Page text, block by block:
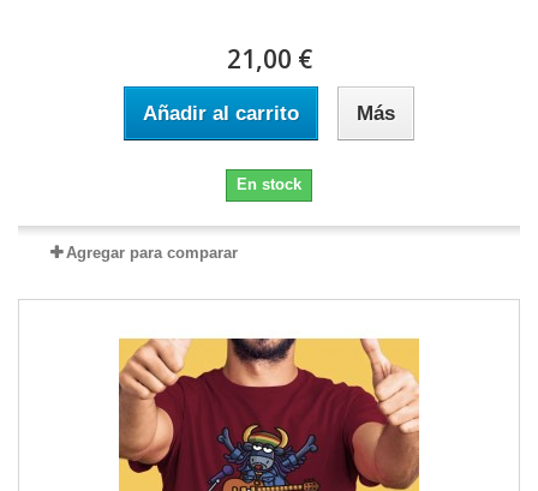
21,00 €
Añadir al carrito Más
En stock
Agregar para comparar